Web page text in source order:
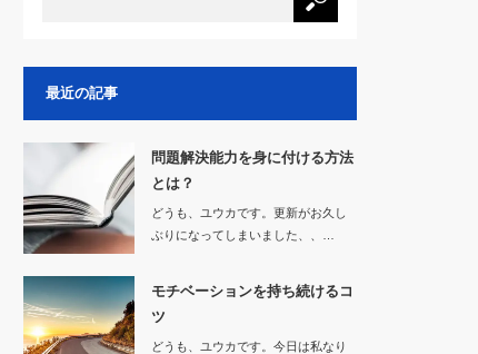
最近の記事
問題解決能力を身に付ける方法
とは？
どうも、ユウカです。更新がお久し
ぶりになってしまいました、、…
モチベーションを持ち続けるコ
ツ
どうも、ユウカです。今日は私なり